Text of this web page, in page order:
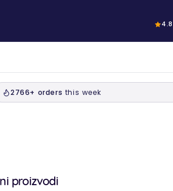
4.8
2766+ orders this week
proizvodi